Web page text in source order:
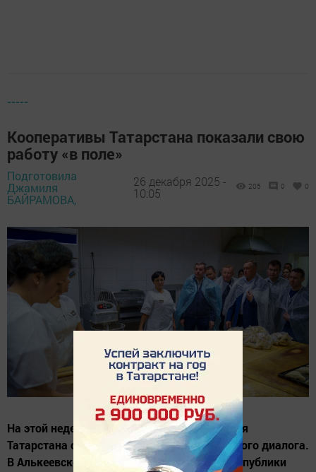
-----
Кооперативы Татарстана показали свою
работу «в поле»
Подготовила
Джамиля
БАЙРАМОВА,
26 декабря 2025 -
10:05
205 0 0
На этой неделе потребительская кооперация
Татарстана стала центром профессионального диалога.
В Алькеевском и Алексеевском районах Республики